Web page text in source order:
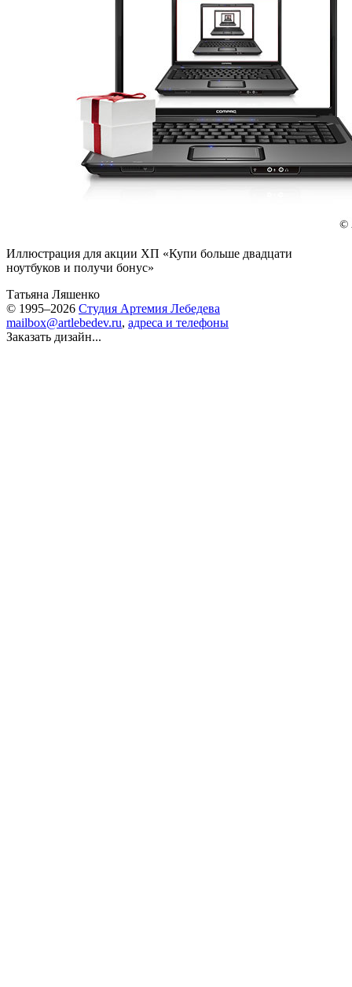
Иллюстрация для акции ХП «Купи больше двадцати
ноутбуков и получи бонус»
Татьяна Ляшенко
© 1995–2026 Студия Артемия Лебедева
mailbox@artlebedev.ru, адреса и телефоны
Заказать дизайн...